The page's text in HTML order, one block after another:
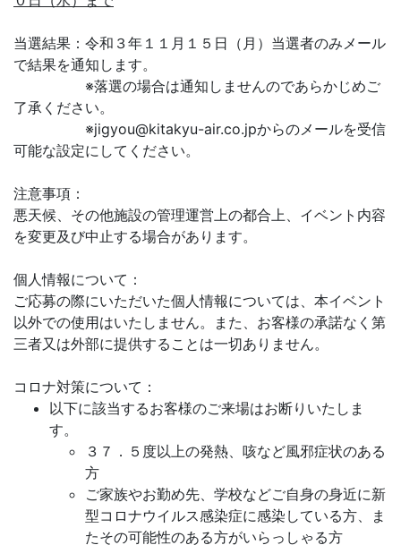
当選結果：令和３年１１月１５日（月）当選者のみメール
で結果を通知します。
※落選の場合は通知しませんのであらかじめご
了承ください。
※jigyou@kitakyu-air.co.jpからのメールを受信
可能な設定にしてください。
注意事項：
悪天候、その他施設の管理運営上の都合上、イベント内容
を変更及び中止する場合があります。
個人情報について：
ご応募の際にいただいた個人情報については、本イベント
以外での使用はいたしません。また、お客様の承諾なく第
三者又は外部に提供することは一切ありません。
コロナ対策について：
以下に該当するお客様のご来場はお断りいたしま
す。
３７．５度以上の発熱、咳など風邪症状のある
方
ご家族やお勤め先、学校などご自身の身近に新
型コロナウイルス感染症に感染している方、ま
たその可能性のある方がいらっしゃる方